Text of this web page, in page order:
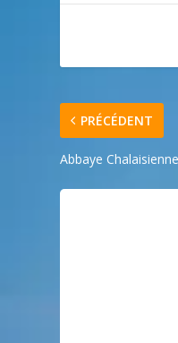
PRÉCÉDENT
Abbaye Chalaisienne